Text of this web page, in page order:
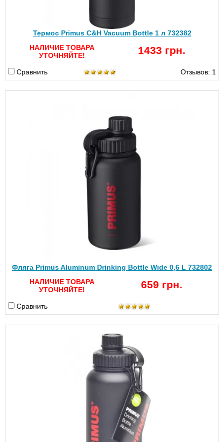
Термос Primus C&H Vacuum Bottle 1 л 732382
НАЛИЧИЕ ТОВАРА
УТОЧНЯЙТЕ!
1433 грн.
Сравнить Отзывов: 1
Фляга Primus Aluminum Drinking Bottle Wide 0,6 L 732802
НАЛИЧИЕ ТОВАРА
УТОЧНЯЙТЕ!
659 грн.
Сравнить